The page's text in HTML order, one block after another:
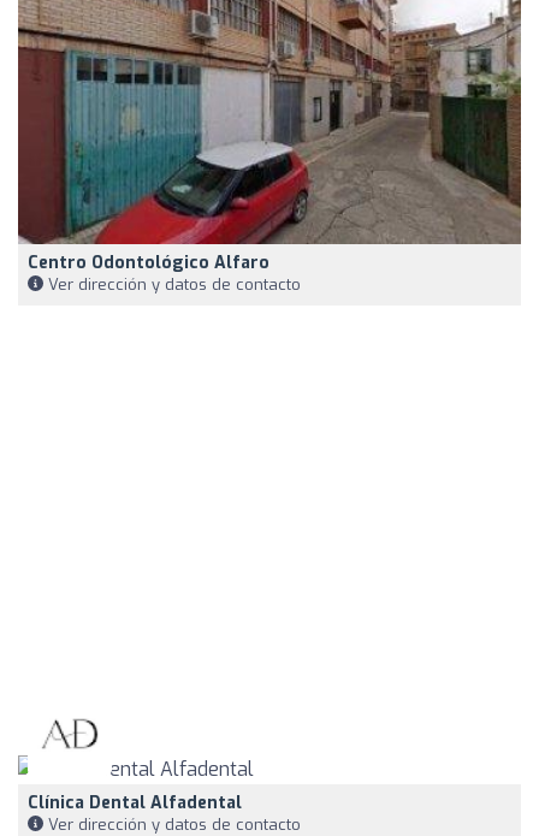
Centro Odontológico Alfaro
Ver dirección y datos de contacto
Clínica Dental Alfadental
Ver dirección y datos de contacto